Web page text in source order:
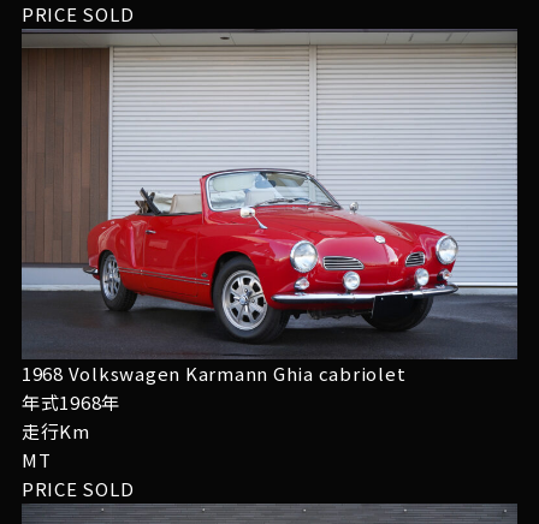
PRICE SOLD
1968 Volkswagen Karmann Ghia cabriolet
年式1968年
走行Km
MT
PRICE SOLD